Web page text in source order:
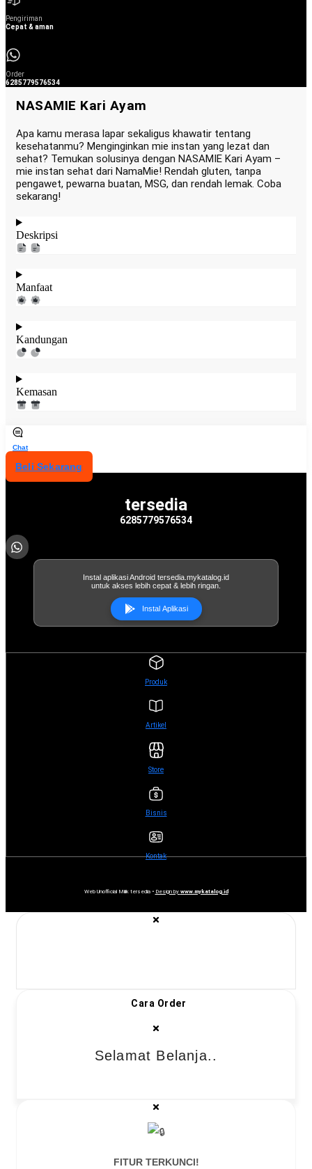
Pengiriman
Cepat & aman
Order
6285779576534
NASAMIE Kari Ayam
Apa kamu merasa lapar sekaligus khawatir tentang
kesehatanmu? Menginginkan mie instan yang lezat dan
sehat? Temukan solusinya dengan NASAMIE Kari Ayam –
mie instan sehat dari NamaMie! Rendah gluten, tanpa
pengawet, pewarna buatan, MSG, dan rendah lemak. Coba
sekarang!
Deskripsi
Manfaat
Kandungan
Kemasan
Chat
Beli Sekarang
tersedia
6285779576534
Instal aplikasi Android tersedia.mykatalog.id
untuk akses lebih cepat & lebih ringan.
Instal Aplikasi
Produk
Artikel
Store
Bisnis
Kontak
Web Unofficial Milik tersedia • Design by www.mykatalog.id
Cara Order
Selamat Belanja..
FITUR TERKUNCI!